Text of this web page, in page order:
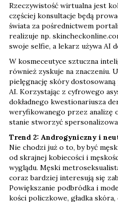
Rzeczywistość wirtualna jest
częściej konsultacje będą
świata za pośrednictwem
realizuje np.
swoje selfie, a lekarz używa AI
W kosmeceutyce sztuczna
również zyskuje na znaczeniu.
pielęgnację skóry
AI. Korzystając z cyfrowego
dokładnego kwestionariusza
weryfikowanego przez analizę
stanie stworzyć
Trend 2: Androgyniczny i
Nie chodzi już o to, by być
od skrajnej kobiecości i
wyglądu. Męski
coraz bardziej interesują się
Powiększanie podbródka i
kości policzkowe, gładka